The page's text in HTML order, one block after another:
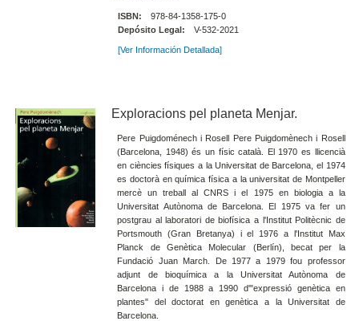
ISBN:
978-84-1358-175-0
Depósito Legal:
V-532-2021
[Ver Información Detallada]
Exploracions pel planeta Menjar.
Pere Puigdoménech i Rosell Pere Puigdomènech i Rosell
(Barcelona, 1948) és un físic català. El 1970 es llicencià
en ciències físiques a la Universitat de Barcelona, el 1974
es doctorà en química física a la universitat de Montpeller
mercè un treball al CNRS i el 1975 en biologia a la
Universitat Autònoma de Barcelona. El 1975 va fer un
postgrau al laboratori de biofísica a l'Institut Politècnic de
Portsmouth (Gran Bretanya) i el 1976 a l'Institut Max
Planck de Genètica Molecular (Berlín), becat per la
Fundació Juan March. De 1977 a 1979 fou professor
adjunt de bioquímica a la Universitat Autònoma de
Barcelona i de 1988 a 1990 d'"expressió genètica en
plantes" del doctorat en genètica a la Universitat de
Barcelona.